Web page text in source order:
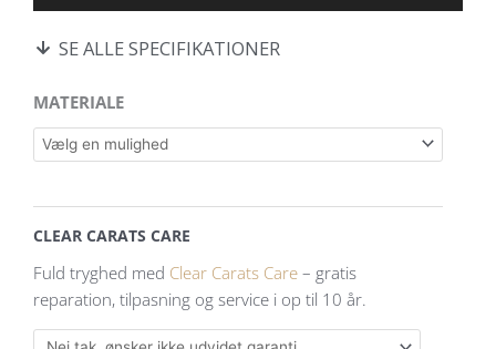
SE ALLE SPECIFIKATIONER
MATERIALE
CLEAR CARATS CARE
Fuld tryghed med Clear Carats Care – gratis
reparation, tilpasning og service i op til 10 år.
Small
dots
solitaire
og
0,10
lab-
grown
diamant